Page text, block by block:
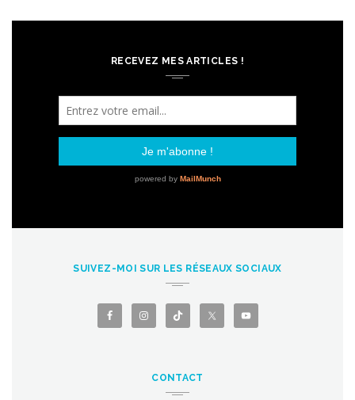
RECEVEZ MES ARTICLES !
SUIVEZ-MOI SUR LES RÉSEAUX SOCIAUX
CONTACT